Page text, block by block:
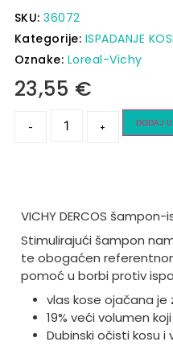
SKU:36072
Kategorije: ISPADANJE
Oznake: Loreal-Vichy
23,55 €
- + DODAJ
VICHY DERCOS šampon-
Stimulirajući šampon
te obogaćen
pomoć u borbi protiv
vlas kose ojačana je
19% veći volumen
Dubinski očisti kosu i